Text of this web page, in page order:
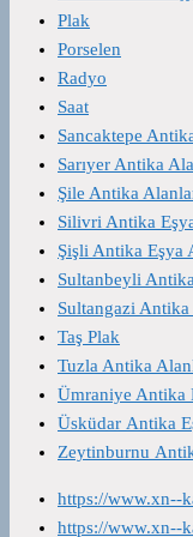
Plak
Porselen
Radyo
Saat
Sancaktepe
Sarıyer Antika
Şile Antika
Silivri Antika
Şişli Antika Eşya
Sultanbeyli
Sultangazi
Taş Plak
Tuzla Antika
Ümraniye Antika
Üsküdar Antika
Zeytinburnu
https://www.xn--
https://www.xn--